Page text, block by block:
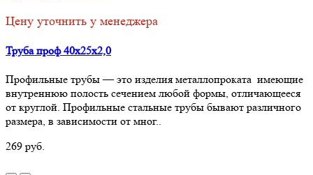
Цену уточнить у менеджера
Труба проф 40х25х2,0
Профильные трубы — это изделия металлопроката имеющие
внутреннюю полость сечением любой формы, отличающееся
от круглой. Профильные стальные трубы бывают различного
размера, в зависимости от мног..
269 руб.